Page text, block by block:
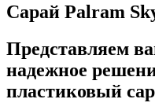
Сарай Palram
Представляем
надежное
пластиковый